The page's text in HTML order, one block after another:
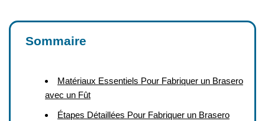
Sommaire
Matériaux Essentiels Pour Fabriquer un Brasero
avec un Fût
Étapes Détaillées Pour Fabriquer un Brasero